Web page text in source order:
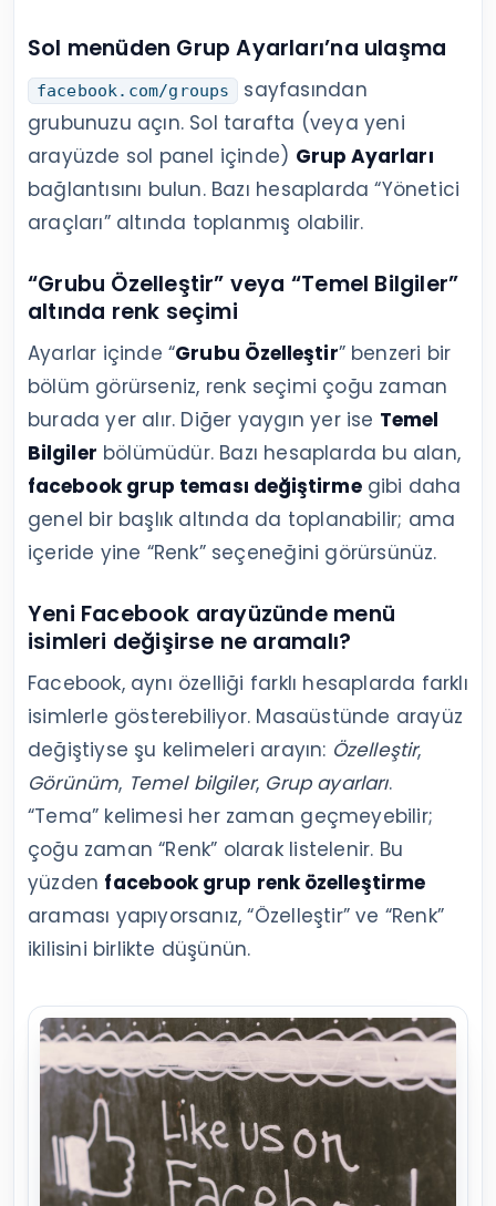
Sol menüden Grup Ayarları’na ulaşma
facebook.com/groups
sayfasından
grubunuzu açın. Sol tarafta (veya yeni
arayüzde sol panel içinde) Grup Ayarları
bağlantısını bulun. Bazı hesaplarda “Yönetici
araçları” altında toplanmış olabilir.
“Grubu Özelleştir” veya “Temel Bilgiler”
altında renk seçimi
Ayarlar içinde “Grubu Özelleştir” benzeri bir
bölüm görürseniz, renk seçimi çoğu zaman
burada yer alır. Diğer yaygın yer ise Temel
Bilgiler bölümüdür. Bazı hesaplarda bu alan,
facebook grup teması değiştirmegibi daha
genel bir başlık altında da toplanabilir; ama
içeride yine “Renk” seçeneğini görürsünüz.
Yeni Facebook arayüzünde menü
isimleri değişirse ne aramalı?
Facebook, aynı özelliği farklı hesaplarda farklı
isimlerle gösterebiliyor. Masaüstünde arayüz
değiştiyse şu kelimeleri arayın: Özelleştir,
Görünüm, Temel bilgiler, Grup ayarları.
“Tema” kelimesi her zaman geçmeyebilir;
çoğu zaman “Renk” olarak listelenir. Bu
yüzden facebook grup renk özelleştirme
araması yapıyorsanız, “Özelleştir” ve “Renk”
ikilisini birlikte düşünün.